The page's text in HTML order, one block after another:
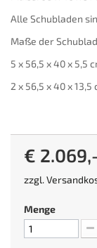
Alle Schubladen
Maße der
5 x 56,5 x 40 x 5,5
2 x 56,5 x 40 x 13,5
€
zzgl.
Menge